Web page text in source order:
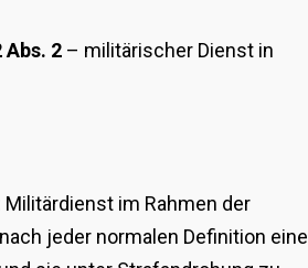
Abs. 2 – militärischer Dienst in
im Rahmen der
jeder normalen Definition eine